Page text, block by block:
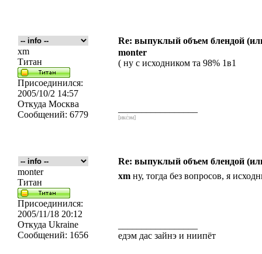
Re: выпуклый объем блендой
xm
Титан
Присоединился:
2005/10/2 14:57
Откуда Москва
Сообщений: 6779
monter
( ну с исходником та 98% 1в1
[икс́эм]
Re: выпуклый объем блендой
monter
Титан
Присоединился:
2005/11/18 20:12
Откуда Ukraine
Сообщений: 1656
xm ну, тогда без вопросов, я
едэм дас зайнэ и ниипёт